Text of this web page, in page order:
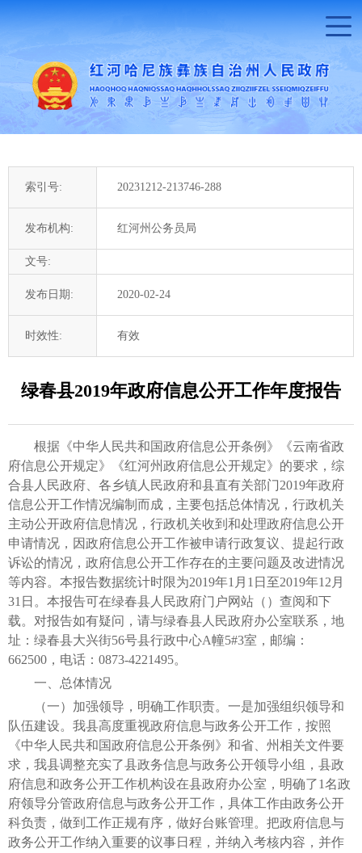
索引号: 20231212-213746-288
发布机构: 红河州公务员局
文号:
发布日期: 2020-02-24
时效性: 有效
绿春县2019年政府信息公开工作年度报告
根据《中华人民共和国政府信息公开条例》《云南省政
府信息公开规定》《红河州政府信息公开规定》的要求，综
合县人民政府、各乡镇人民政府和县直有关部门2019年政府
信息公开工作情况编制而成，主要包括总体情况，行政机关
主动公开政府信息情况，行政机关收到和处理政府信息公开
申请情况，因政府信息公开工作被申请行政复议、提起行政
诉讼的情况，政府信息公开工作存在的主要问题及改进情况
等内容。本报告数据统计时限为2019年1月1日至2019年12月
31日。本报告可在绿春县人民政府门户网站（）查阅和下
载。对报告如有疑问，请与绿春县人民政府办公室联系，地
址：绿春县大兴街56号县行政中心A幢5#3室，邮编：
662500，电话：0873-4221495。
一、总体情况
（一）加强领导，明确工作职责。一是加强组织领导和
队伍建设。我县高度重视政府信息与政务公开工作，按照
《中华人民共和国政府信息公开条例》和省、州相关文件要
求，我县调整充实了县政务信息与政务公开领导小组，县政
府信息和政务公开工作机构设在县政府办公室，明确了1名政
府领导分管政府信息与政务公开工作，具体工作由政务公开
科负责，做到工作正规有序，做好台账管理。把政府信息与
政务公开工作纳入重要的议事日程，并纳入考核内容，并作